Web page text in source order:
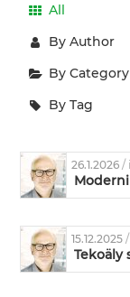
All
By Author
By Category
By Tag
26.1.2026/
15.12.2025